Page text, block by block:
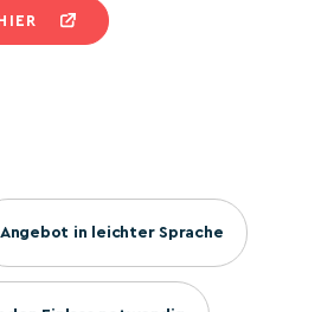
Angebot in leichter Sprache